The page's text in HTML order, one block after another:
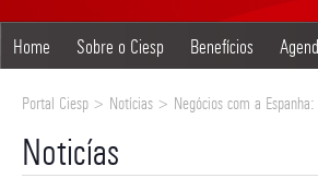
Home Sobre o Ciesp Benefícios
Portal Ciesp > Notícias > Negócios com a
Noticías